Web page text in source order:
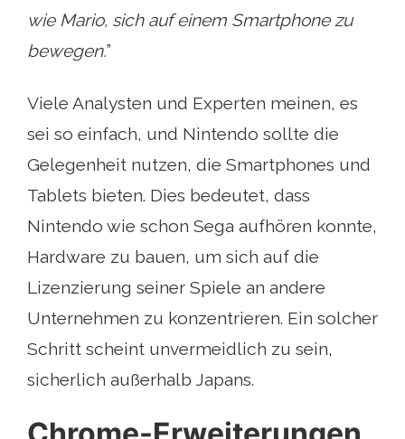
wie Mario, sich auf einem Smartphone zu
bewegen.”
Viele Analysten und Experten meinen, es
sei so einfach, und Nintendo sollte die
Gelegenheit nutzen, die Smartphones und
Tablets bieten. Dies bedeutet, dass
Nintendo wie schon Sega aufhören konnte,
Hardware zu bauen, um sich auf die
Lizenzierung seiner Spiele an andere
Unternehmen zu konzentrieren. Ein solcher
Schritt scheint unvermeidlich zu sein,
sicherlich außerhalb Japans.